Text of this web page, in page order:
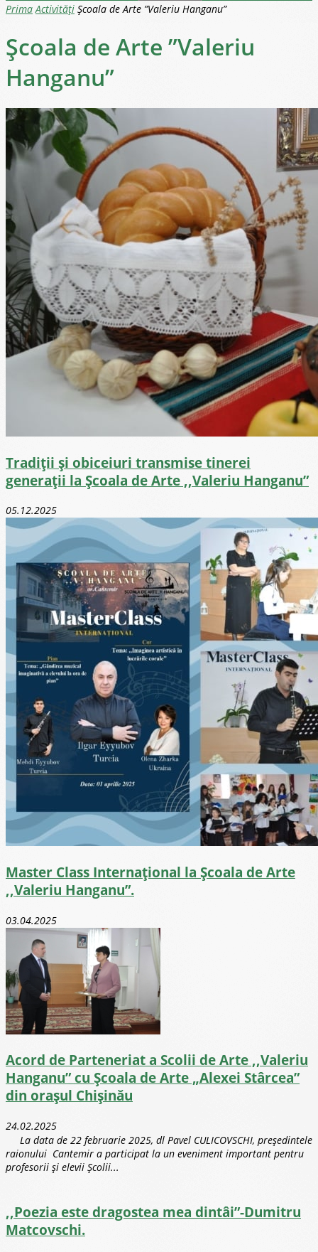
Prima Activități Școala de Arte ”Valeriu Hanganu”
Școala de Arte ”Valeriu
Hanganu”
Tradiții și obiceiuri transmise tinerei
generații la Școala de Arte ,,Valeriu Hanganu”
05.12.2025
Master Class Internațional la Școala de Arte
,,Valeriu Hanganu”.
03.04.2025
Acord de Parteneriat a Scolii de Arte ,,Valeriu
Hanganu” cu Școala de Arte „Alexei Stârcea”
din orașul Chișinău
24.02.2025
La data de 22 februarie 2025, dl Pavel CULICOVSCHI, președintele
raionului Cantemir a participat la un eveniment important pentru
profesorii și elevii Școlii...
,,Poezia este dragostea mea dintâi”-Dumitru
Matcovschi.